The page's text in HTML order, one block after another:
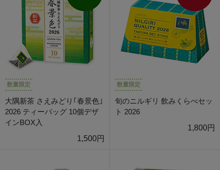
数量限定
大隅新茶 さえみどり｢春景色｣
2026 ティーバッグ 10個デザ
インBOX入
1,500円
数量限定
旬のニルギリ 飲みくらべセッ
ト 2026
1,800円